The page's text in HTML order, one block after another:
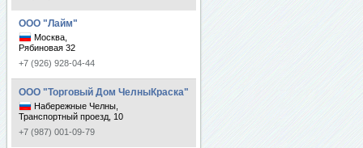
ООО "Лайм"
Москва,
Рябиновая 32
+7 (926) 928-04-44
ООО "Торговый Дом ЧелныКраска"
Набережные Челны,
Транспортный проезд, 10
+7 (987) 001-09-79